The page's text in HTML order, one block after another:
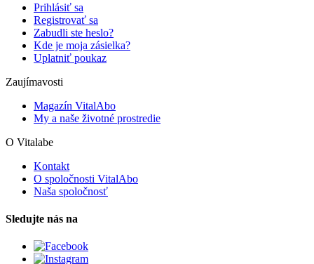
Prihlásiť sa
Registrovať sa
Zabudli ste heslo?
Kde je moja zásielka?
Uplatniť poukaz
Zaujímavosti
Magazín VitalAbo
My a naše životné prostredie
O Vitalabe
Kontakt
O spoločnosti VitalAbo
Naša spoločnosť
Sledujte nás na